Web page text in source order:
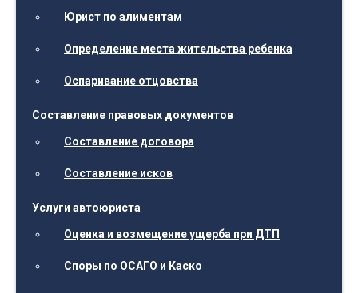
Юрист по алиментам
Определение места жительства ребенка
Оспаривание отцовства
Составление правовых документов
Составление договора
Составление исков
Услуги автоюриста
Оценка и возмещение ущерба при ДТП
Споры по ОСАГО и Каско